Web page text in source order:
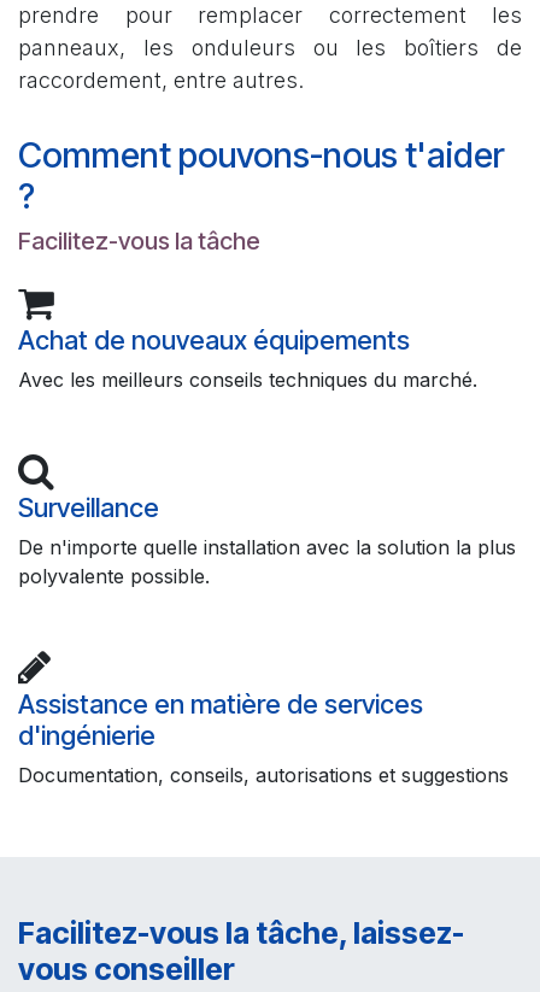
prendre pour remplacer correctement les
panneaux, les onduleurs ou les boîtiers de
raccordement, entre autres.
Comment pouvons-nous t'aider
?
Facilitez-vous la tâche
Achat de nouveaux équipements
Avec les meilleurs conseils techniques du marché.
Surveillance
De n'importe quelle installation avec la solution la plus
polyvalente possible.
Assistance en matière de services
d'ingénierie
Documentation, conseils, autorisations et suggestions
Facilitez-vous la tâche, laissez-
vous conseiller